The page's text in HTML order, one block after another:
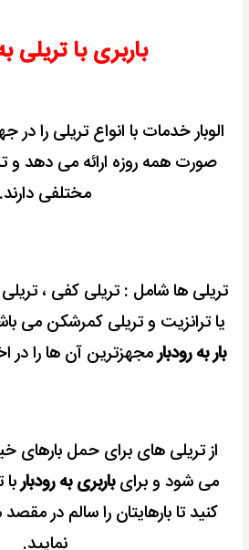
باربری با تریلی
الوبار خدمات با انواع تریلی را
صورت همه روزه ارائه می دهد
مختلفی دارند.
تریلی ها شامل : تریلی کفی ، تریلی
یا ترانزیت و تریلی کمرشکن می
بار به رودبارمجهزترین آن ها را در
از تریلی های برای حمل بارهای
می شود و برایباربری به رودباربا
کنید تا بارهایتان را سالم در